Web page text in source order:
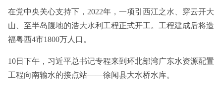
在党中央关心支持下，2022年，一项引西江之水、穿云开大
山、至半岛腹地的浩大水利工程正式开工。工程建成后将造
福粤西4市1800万人口。
10日下午，习近平总书记专程来到环北部湾广东水资源配置
工程向南输水的接点站——徐闻县大水桥水库。